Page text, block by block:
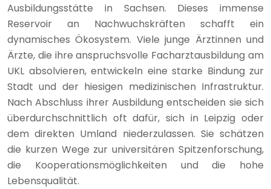
Ausbildungsstätte in Sachsen. Dieses immense
Reservoir an Nachwuchskräften schafft ein
dynamisches Ökosystem. Viele junge Ärztinnen und
Ärzte, die ihre anspruchsvolle Facharztausbildung am
UKL absolvieren, entwickeln eine starke Bindung zur
Stadt und der hiesigen medizinischen Infrastruktur.
Nach Abschluss ihrer Ausbildung entscheiden sie sich
überdurchschnittlich oft dafür, sich in Leipzig oder
dem direkten Umland niederzulassen. Sie schätzen
die kurzen Wege zur universitären Spitzenforschung,
die Kooperationsmöglichkeiten und die hohe
Lebensqualität.